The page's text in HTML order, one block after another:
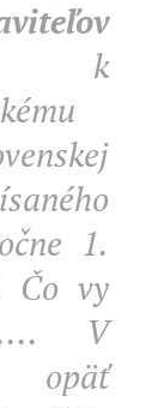
k
1.
Čo vy
V
opäť